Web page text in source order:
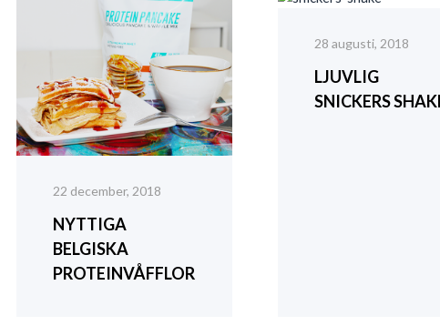
22 december, 2018
NYTTIGA
BELGISKA
PROTEINVÅFFLOR
28 augusti, 2018
LJUVLIG
SNICKERS